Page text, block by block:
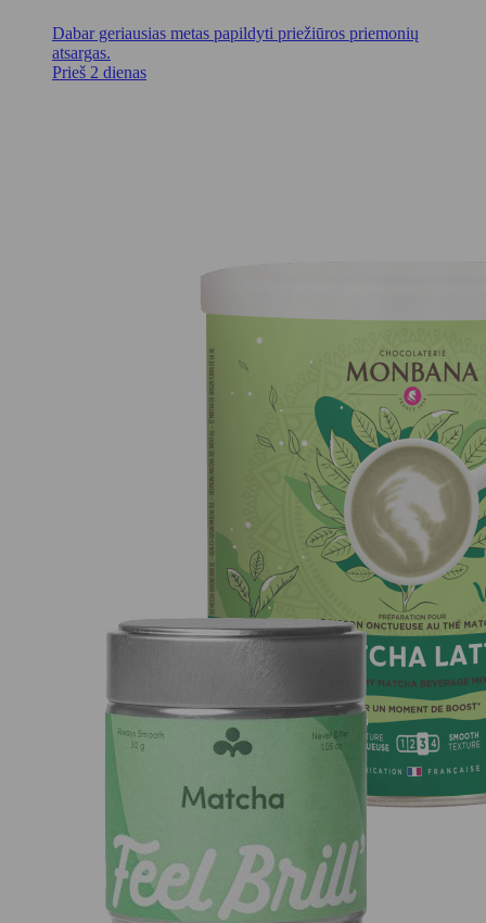
Dabar geriausias metas papildyti priežiūros priemonių
atsargas.
Prieš 2 dienas